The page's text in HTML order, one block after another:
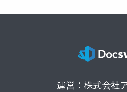
運営：株式会社